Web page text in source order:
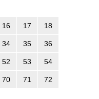
16 17 18
34 35 36
52 53 54
70 71 72